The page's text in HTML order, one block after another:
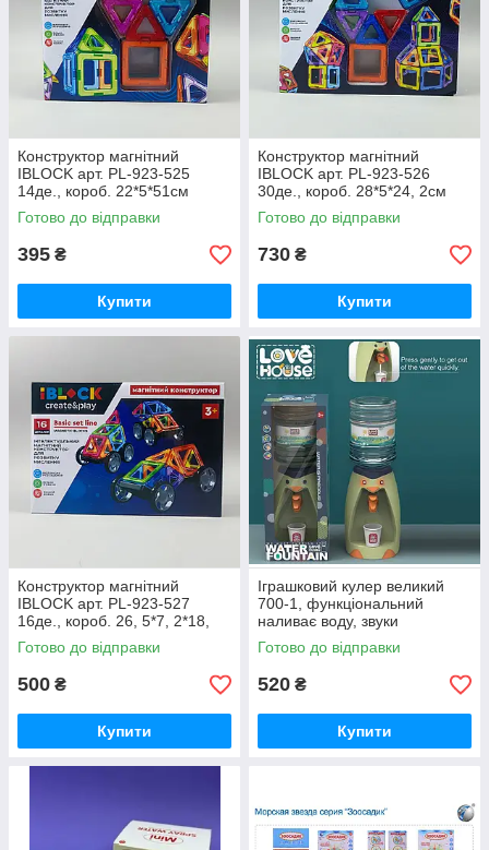
Конструктор магнітний
IBLOCK арт. PL-923-525
14де., короб. 22*5*51см
Готово до відправки
395 ₴
Купити
Конструктор магнітний
IBLOCK арт. PL-923-526
30де., короб. 28*5*24, 2см
Готово до відправки
730 ₴
Купити
Конструктор магнітний
IBLOCK арт. PL-923-527
16де., короб. 26, 5*7, 2*18,
3см
Готово до відправки
500 ₴
Купити
Іграшковий кулер великий
700-1, функціональний
наливає воду, звуки
булькання, підсвітка, 2
паперові стаканчики,
Готово до відправки
520 ₴
Купити